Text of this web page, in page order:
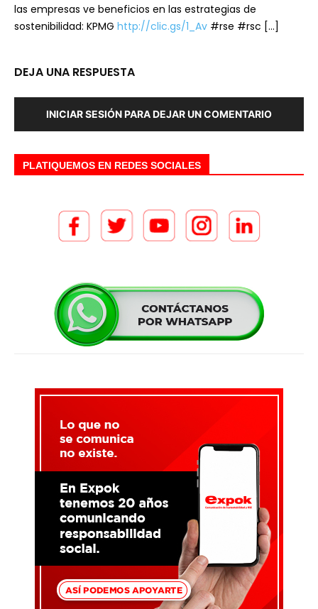
las empresas ve beneficios en las estrategias de
sostenibilidad: KPMG http://clic.gs/1_Av #rse #rsc […]
DEJA UNA RESPUESTA
INICIAR SESIÓN PARA DEJAR UN COMENTARIO
PLATIQUEMOS EN REDES SOCIALES